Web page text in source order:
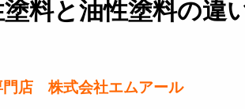
料と油性塗料の違
店 株式会社エムアール